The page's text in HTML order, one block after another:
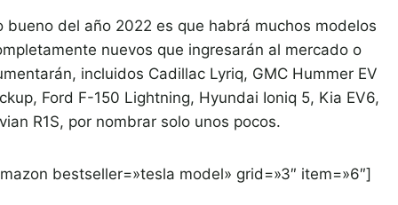
bueno del año 2022 es que habrá muchos modelos
nuevos que ingresarán al mercado o
incluidos Cadillac Lyriq, GMC Hummer EV
Ford F-150 Lightning, Hyundai Ioniq 5, Kia EV6,
R1S, por nombrar solo unos pocos.
bestseller=»tesla model» grid=»3″ item=»6″]